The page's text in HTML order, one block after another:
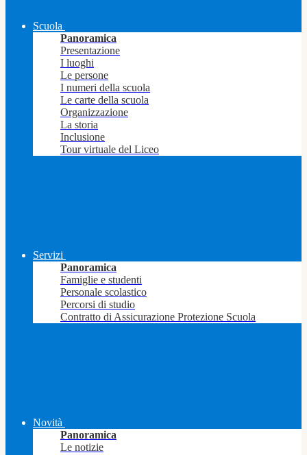
Scuola
Panoramica
Presentazione
I luoghi
Le persone
I numeri della scuola
Le carte della scuola
Organizzazione
La storia
Inclusione
Tour virtuale del Liceo
Servizi
Panoramica
Famiglie e studenti
Personale scolastico
Percorsi di studio
Contratto di Assicurazione Protezione Scuola
Novità
Panoramica
Le notizie